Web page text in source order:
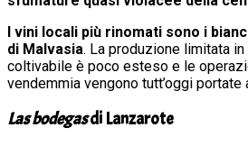
I vini locali più rinomati sono i
di Malvasia. La produzione limitata
coltivabile è poco esteso e le
vendemmia vengono tutt’oggi portate
Las bodegasdi Lanzarote